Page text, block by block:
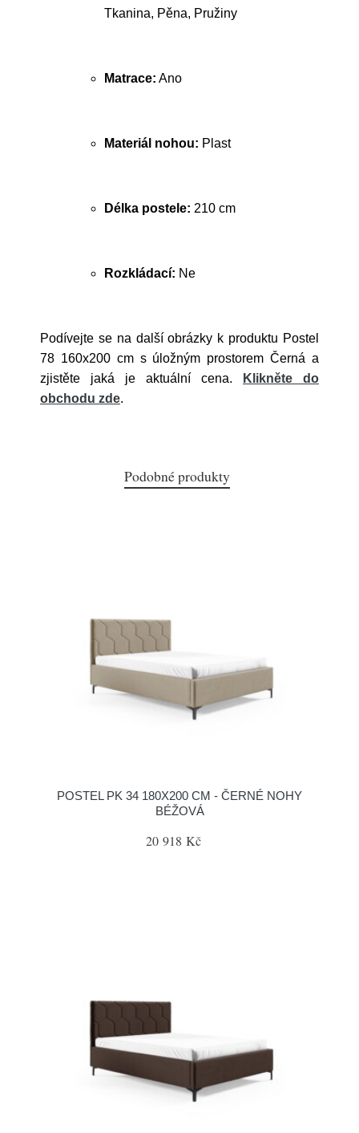
Tkanina, Pěna, Pružiny
Matrace: Ano
Materiál nohou: Plast
Délka postele: 210 cm
Rozkládací: Ne
Podívejte se na další obrázky k produktu Postel
78 160x200 cm s úložným prostorem Černá a
zjistěte jaká je aktuální cena.
Klikněte do
obchodu zde.
Podobné produkty
POSTEL PK 34 180X200 CM - ČERNÉ NOHY
BÉŽOVÁ
20 918 Kč